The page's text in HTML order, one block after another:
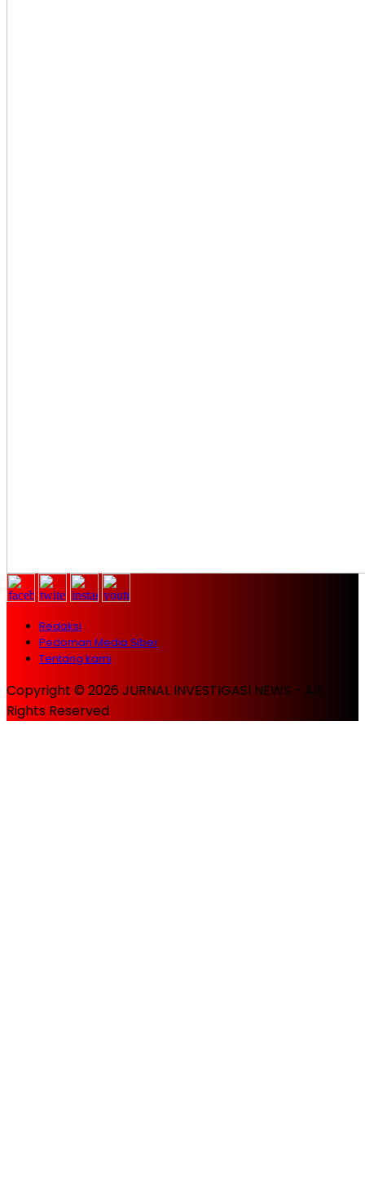
Redaksi
Pedoman Media Siber
Tentang kami
Copyright © 2026 JURNAL INVESTIGASI NEWS - All
Rights Reserved